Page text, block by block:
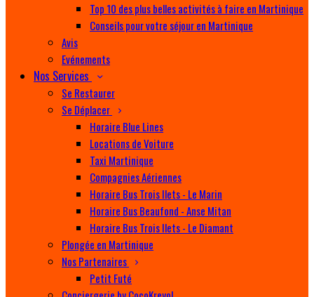
Top 10 des plus belles activités à faire en Martinique
Conseils pour votre séjour en Martinique
Avis
Evénements
Nos Services
Se Restaurer
Se Déplacer
Horaire Blue Lines
Locations de Voiture
Taxi Martinique
Compagnies Aériennes
Horaire Bus Trois Ilets - Le Marin
Horaire Bus Beaufond - Anse Mitan
Horaire Bus Trois Ilets - Le Diamant
Plongée en Martinique
Nos Partenaires
Petit Futé